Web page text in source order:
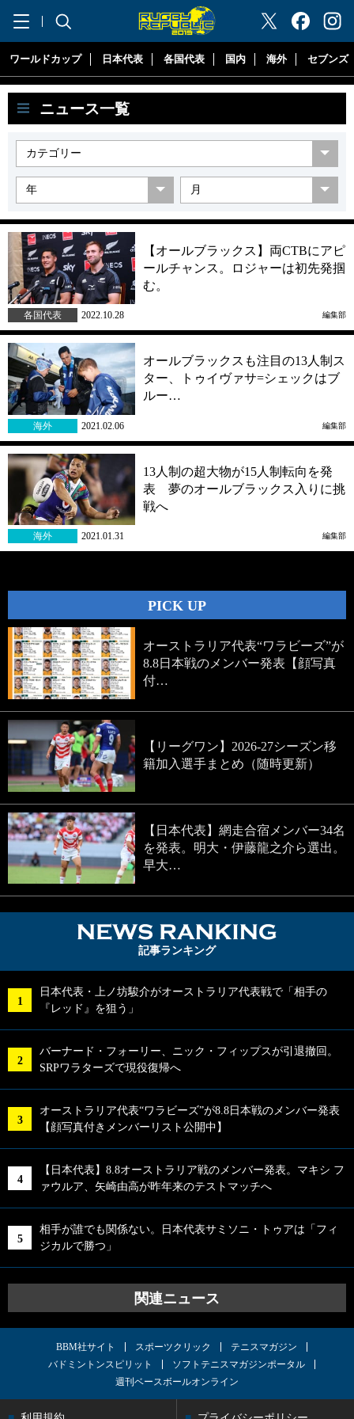
"ラグビーリパブリック"
ワールドカップ 日本代表 各国代表 国内 海外 セブンズ
ニュース一覧
【オールブラックス】両CTBにアピ
ールチャンス。ロジャーは初先発掴
む。
各国代表 2022.10.28 編集部
オールブラックスも注目の13人制ス
ター、トゥイヴァサ=シェックはブ
ルー…
海外 2021.02.06 編集部
13人制の超大物が15人制転向を発
表 夢のオールブラックス入りに挑
戦へ
海外 2021.01.31 編集部
PICK UP
オーストラリア代表“ワラビーズ”が
8.8日本戦のメンバー発表【顔写真
付…
【リーグワン】2026-27シーズン移
籍加入選手まとめ（随時更新）
【日本代表】網走合宿メンバー34名
を発表。明大・伊藤龍之介ら選出。
早大…
記事ランキング
日本代表・上ノ坊駿介がオーストラリア代表戦で「相手の
『レッド』を狙う」
バーナード・フォーリー、ニック・フィップスが引退撤回。
SRPワラターズで現役復帰へ
オーストラリア代表“ワラビーズ”が8.8日本戦のメンバー発表
【顔写真付きメンバーリスト公開中】
【日本代表】8.8オーストラリア戦のメンバー発表。マキシ フ
ァウルア、矢崎由高が昨年来のテストマッチへ
相手が誰でも関係ない。日本代表サミソニ・トゥアは「フィ
ジカルで勝つ」
関連ニュース
BBM社サイト スポーツクリック
テニスマガジン
バドミントンスピリット
ソフトテニスマガジンポータル
週刊ベースボールオンライン